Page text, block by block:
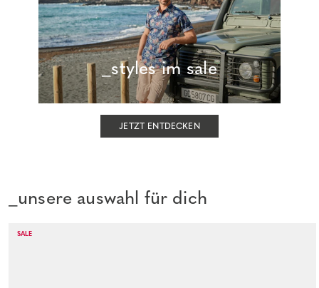
_styles im sale
JETZT ENTDECKEN
_unsere auswahl für dich
SALE